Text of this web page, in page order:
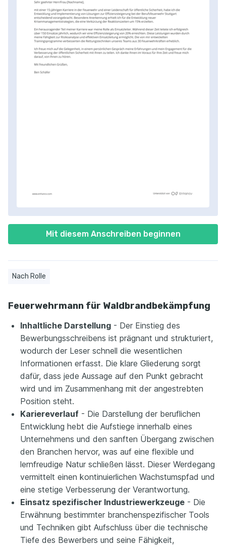
Mit diesem Anschreiben beginnen
Nach Rolle
Feuerwehrmann für Waldbrandbekämpfung
Inhaltliche Darstellung - Der Einstieg des
Bewerbungsschreibens ist prägnant und strukturiert,
wodurch der Leser schnell die wesentlichen
Informationen erfasst. Die klare Gliederung sorgt
dafür, dass jede Aussage auf den Punkt gebracht
wird und im Zusammenhang mit der angestrebten
Position steht.
Kariereverlauf - Die Darstellung der beruflichen
Entwicklung hebt die Aufstiege innerhalb eines
Unternehmens und den sanften Übergang zwischen
den Branchen hervor, was auf eine flexible und
lernfreudige Natur schließen lässt. Dieser Werdegang
vermittelt einen kontinuierlichen Wachstumspfad und
eine stetige Verbesserung der Verantwortung.
Einsatz spezifischer Industriewerkzeuge - Die
Erwähnung bestimmter branchenspezifischer Tools
und Techniken gibt Aufschluss über die technische
Tiefe des Bewerbers und seine Fähigkeit,